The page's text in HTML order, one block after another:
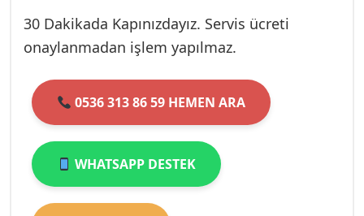
* **Teknik Çözüm:** Bu durumda, teknik
ekibimiz drenaj hattının bağlantısını kontrol
eder ve gerekiyorsa uygun bir hava kilidi
(sifon) uygulaması yapar. Gaz Basıncı eksikliği
direkt koku yapmaz; ancak düşük basınç
*Kompresör*ün daha uzun çalışmasına ve
nem birikiminin artmasına dolaylı olarak
neden olabilir.
30 Dakikada Kapınızdayız. Servis ücreti
onaylanmadan işlem yapılmaz.
0536 313 86 59 HEMEN ARA
WHATSAPP DESTEK